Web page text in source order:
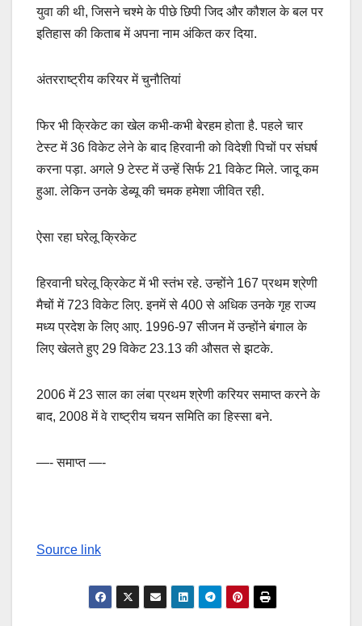
युवा की थी, जिसने चश्मे के पीछे छिपी जिद और कौशल के बल पर
इतिहास की किताब में अपना नाम अंकित कर दिया.
अंतरराष्ट्रीय करियर में चुनौतियां
फिर भी क्रिकेट का खेल कभी-कभी बेरहम होता है. पहले चार
टेस्ट में 36 विकेट लेने के बाद हिरवानी को विदेशी पिचों पर संघर्ष
करना पड़ा. अगले 9 टेस्ट में उन्हें सिर्फ 21 विकेट मिले. जादू कम
हुआ. लेकिन उनके डेब्यू की चमक हमेशा जीवित रही.
ऐसा रहा घरेलू क्रिकेट
हिरवानी घरेलू क्रिकेट में भी स्तंभ रहे. उन्होंने 167 प्रथम श्रेणी
मैचों में 723 विकेट लिए. इनमें से 400 से अधिक उनके गृह राज्य
मध्य प्रदेश के लिए आए. 1996-97 सीजन में उन्होंने बंगाल के
लिए खेलते हुए 29 विकेट 23.13 की औसत से झटके.
2006 में 23 साल का लंबा प्रथम श्रेणी करियर समाप्त करने के
बाद, 2008 में वे राष्ट्रीय चयन समिति का हिस्सा बने.
—- समाप्त —-
Source link